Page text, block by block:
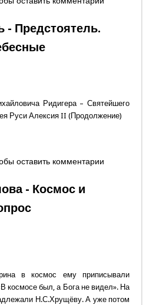
- Предстоятель.
Ридигера – Святейшего
Руси Алексия II (Продолжение)
- Предстоятель. Дела земные
оставить комментарии
- Космос и
в космос ему приписывали
космосе был, а Бога не видел». На
Н.С.Хрущёву. А уже потом